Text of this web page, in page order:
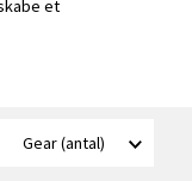
et
Gear (antal)